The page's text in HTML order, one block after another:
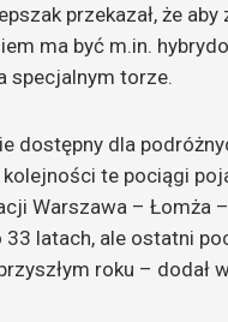
przekazał, że
ma być m.in.
specjalnym torze.
dostępny dla
te pociągi
Warszawa – Łomża
latach, ale ostatni
roku – dodał